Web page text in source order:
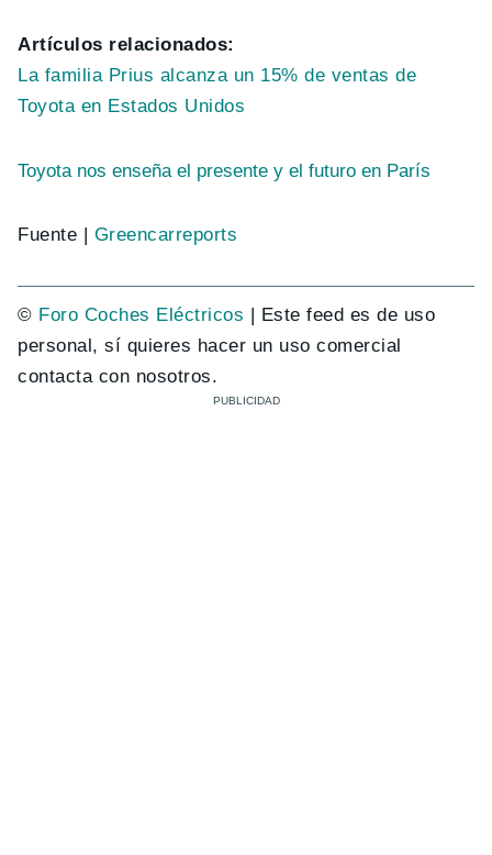
Artículos relacionados:
La familia Prius alcanza un 15% de ventas de
Toyota en Estados Unidos
Toyota nos enseña el presente y el futuro en París
Fuente | Greencarreports
© Foro Coches Eléctricos | Este feed es de uso
personal, sí quieres hacer un uso comercial
contacta con nosotros.